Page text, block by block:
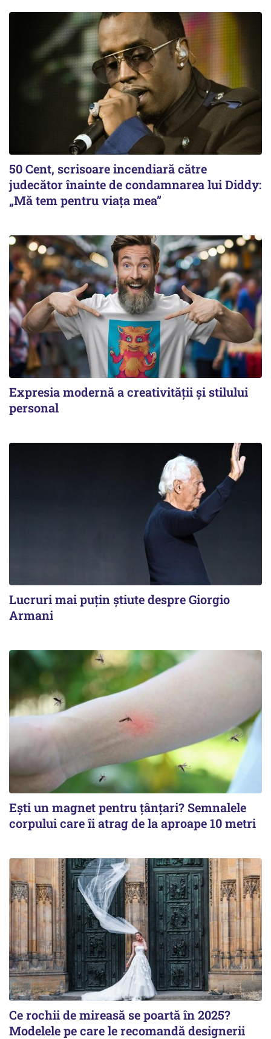
50 Cent, scrisoare incendiară către
judecător înainte de condamnarea lui Diddy:
„Mă tem pentru viața mea”
Expresia modernă a creativității și stilului
personal
Lucruri mai puțin știute despre Giorgio
Armani
Ești un magnet pentru țânțari? Semnalele
corpului care îi atrag de la aproape 10 metri
Ce rochii de mireasă se poartă în 2025?
Modelele pe care le recomandă designerii